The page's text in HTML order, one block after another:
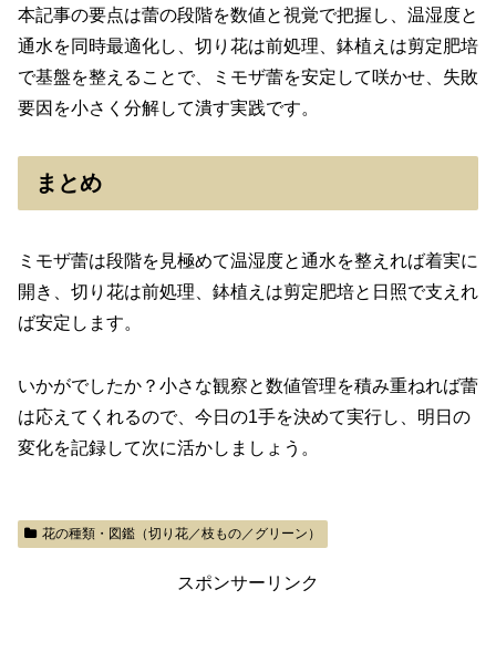
本記事の要点は蕾の段階を数値と視覚で把握し、温湿度と
通水を同時最適化し、切り花は前処理、鉢植えは剪定肥培
で基盤を整えることで、ミモザ蕾を安定して咲かせ、失敗
要因を小さく分解して潰す実践です。
まとめ
ミモザ蕾は段階を見極めて温湿度と通水を整えれば着実に
開き、切り花は前処理、鉢植えは剪定肥培と日照で支えれ
ば安定します。
いかがでしたか？小さな観察と数値管理を積み重ねれば蕾
は応えてくれるので、今日の1手を決めて実行し、明日の
変化を記録して次に活かしましょう。
花の種類・図鑑（切り花／枝もの／グリーン）
スポンサーリンク